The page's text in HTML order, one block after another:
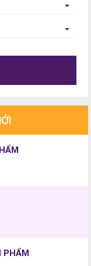
PHẨM